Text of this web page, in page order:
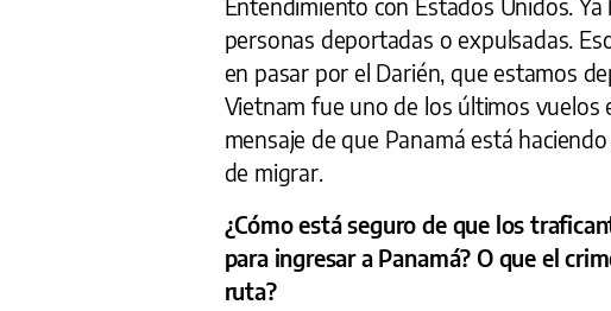
personas deportadas o expulsadas.
en pasar por el Darién, que estamos
Vietnam fue uno de los últimos vuelos
mensaje de que Panamá está
de migrar.
¿Cómo está seguro de que los
para ingresar a Panamá? O que el
ruta?